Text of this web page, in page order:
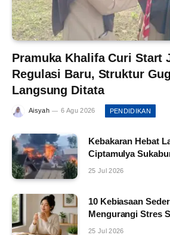
Pramuka Khalifa Curi Start
Regulasi Baru, Struktur
Langsung Ditata
Aisyah 6 Agu 2026 PENDIDIKAN
Kebakaran Hebat
Ciptamulya
25 Jul 2026
10 Kebiasaan
Mengurangi Stres
25 Jul 2026